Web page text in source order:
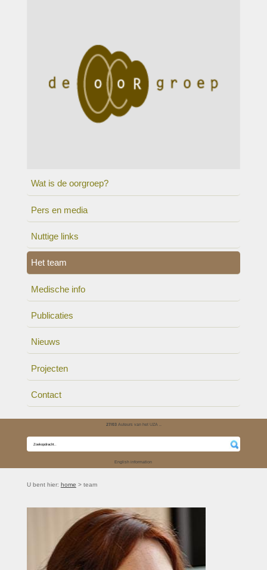
Wat is de oorgroep?
Pers en media
Nuttige links
Het team
Medische info
Publicaties
Nieuws
Projecten
Contact
27/03Auteurs van het UZA ..
English information
U bent hier: home > team